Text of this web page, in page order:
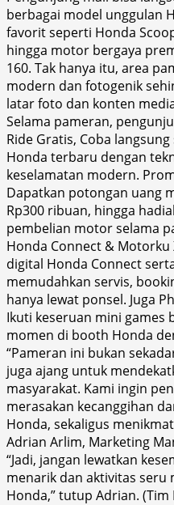
berbagai model unggulan
favorit seperti Honda
hingga motor bergaya
160. Tak hanya itu, area
modern dan fotogenik
latar foto dan konten
Selama pameran,
Ride Gratis, Coba
Honda terbaru dengan
keselamatan modern.
Dapatkan potongan uang
Rp300 ribuan, hingga
pembelian motor selama
Honda Connect &
digital Honda Connect
memudahkan servis,
hanya lewat ponsel. Juga
Ikuti keseruan mini games
momen di booth Honda
“Pameran ini bukan
juga ajang untuk
masyarakat. Kami ingin
merasakan kecanggihan
Honda, sekaligus
Adrian Arlim, Marketing
“Jadi, jangan lewatkan
menarik dan aktivitas
Honda,” tutup Adrian.